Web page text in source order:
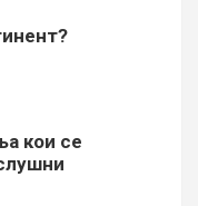
кои се